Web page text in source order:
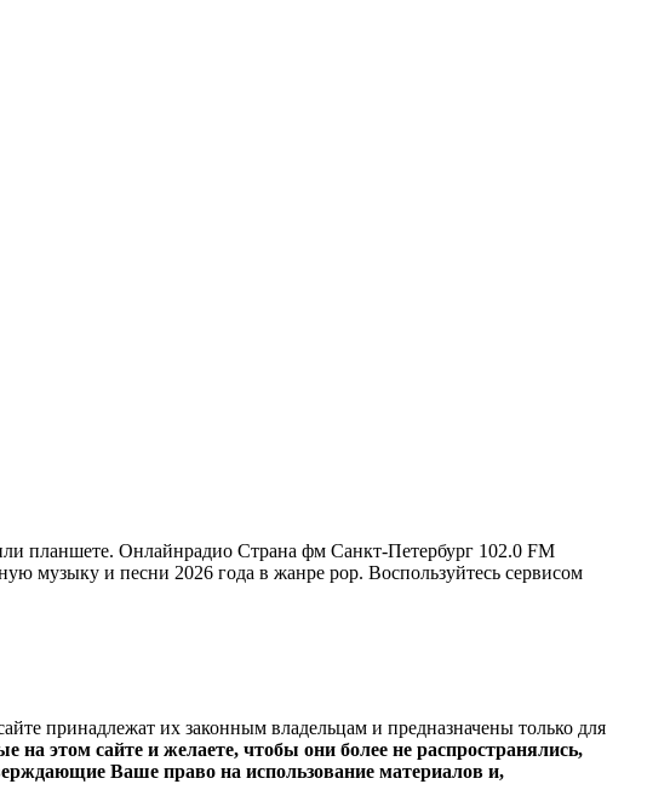
планшете. Онлайнрадио Страна фм Санкт-Петербург 102.0 FM
музыку и песни 2026 года в жанре pop. Воспользуйтесь сервисом
принадлежат их законным владельцам и предназначены только для
этом сайте и желаете, чтобы они более не распространялись,
Ваше право на использование материалов и,